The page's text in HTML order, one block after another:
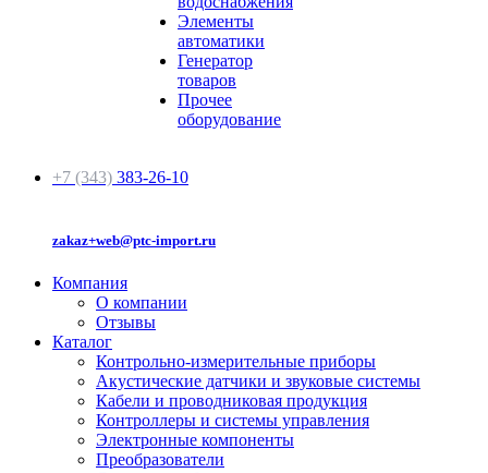
Элементы
автоматики
Генератор
товаров
Прочее
оборудование
+7 (343) 383-26-10
zakaz+web@ptc-import.ru
Компания
О компании
Отзывы
Каталог
Контрольно-измерительные приборы
Акустические датчики и звуковые системы
Кабели и проводниковая продукция
Контроллеры и системы управления
Электронные компоненты
Преобразователи